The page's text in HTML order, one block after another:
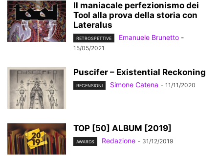
Il maniacale perfezionismo dei
Tool alla prova della storia con
Lateralus
RETROSPETTIVE Emanuele Brunetto -
15/05/2021
Puscifer – Existential Reckoning
RECENSIONI Simone Catena - 11/11/2020
TOP [50] ALBUM [2019]
AWARDS Redazione - 31/12/2019